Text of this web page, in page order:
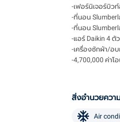
-เฟอร์นิเจอร์บิว
-ที่นอน
-ที่นอน
-แอร์ Daikin 4 ตัว
-เครื่องซักผ้า/อ
-4,700,000 ค่าโ
สิ่งอำนวยควา
Air